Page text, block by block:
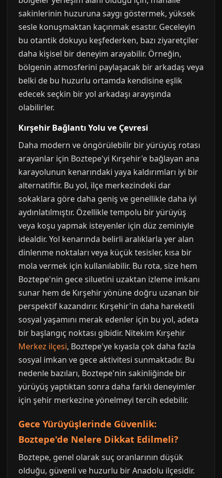
sakinlerinin huzuruna saygı göstermek, yüksek
sesle konuşmaktan kaçınmak esastır. Geceleyin
bu otantik dokuyu keşfederken, bazı ziyaretçiler
daha kişisel bir deneyim arayabilir. Örneğin,
bölgenin atmosferini paylaşacak bir arkadaş veya
belki de bu huzurlu ortamda kendisine eşlik
edecek seçkin bir yol arkadaşı arayışında
olabilirler.
Kırşehir Bağlantı Yolu ve Çevresi
Daha modern ve öngörülebilir bir yürüyüş rotası
arayanlar için Boztepe'yi Kırşehir'e bağlayan ana
karayolunun kenarındaki yaya kaldırımları iyi bir
alternatiftir. Bu yol, ilçe merkezindeki dar
sokaklara göre daha geniş ve genellikle daha iyi
aydınlatılmıştır. Özellikle tempolu bir yürüyüş
veya koşu yapmak isteyenler için düz zeminiyle
idealdir. Yol kenarında belirli aralıklarla yer alan
dinlenme noktaları veya küçük tesisler, kısa bir
mola vermek için kullanılabilir. Bu rota, size hem
Boztepe'nin gece siluetini uzaktan izleme imkanı
sunar hem de Kırşehir yönüne doğru uzanan bir
perspektif kazandırır. Kırşehir'in daha hareketli
sosyal yaşamını merak edenler için bu yol, adeta
bir başlangıç noktası gibidir. Nitekim Kırşehir
Merkez ilçesi, Boztepe'ye kıyasla çok daha fazla
sosyal imkan ve gece aktivitesi sunmaktadır. Bu
nedenle bazıları, Boztepe'nin sakinliğinde bir
yürüyüş yaptıktan sonra daha farklı deneyimler
için şehir merkezine yönelmeyi tercih edebilir.
Gece Yürüyüşlerinde Güvenlik:
Boztepe'de Nelere Dikkat Edilmeli?
Boztepe, genel olarak suç oranlarının düşük
olduğu, güvenli ve huzurlu bir Anadolu ilçesidir.